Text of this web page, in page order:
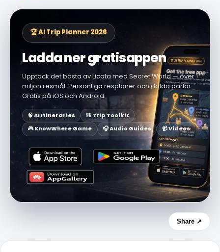
🏆 AI Trip Planner 2026
Ladda ner gratisappen
Upptäck det bästa av Licata med Secret World — över 1
miljon resmål. Personliga resplaner och dolda pärlor.
Gratis på iOS och Android.
🧠 AI Itineraries
🎒 Trip Toolkit
🎮 KnowWhere Game
🎧 Audio Guides 📹 Videos
Share ↗